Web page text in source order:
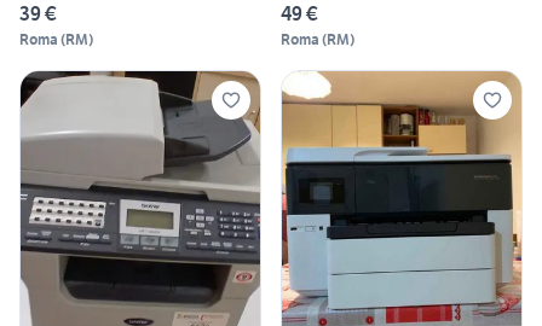
39 €
Roma (RM)
49 €
Roma (RM)